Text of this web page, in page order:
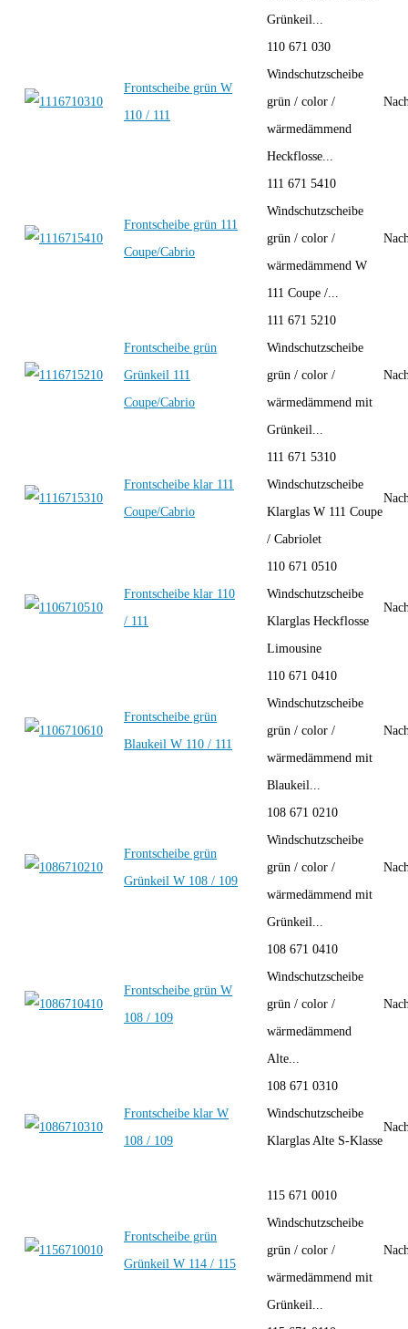
Grünkeil...
Frontscheibe grün W
110 / 111
110 671 030
Windschutzscheibe
grün / color /
wärmedämmend
Heckflosse...
Frontscheibe grün 111
Coupe/Cabrio
111 671 5410
Windschutzscheibe
grün / color /
wärmedämmend W
111 Coupe /...
Frontscheibe grün
Grünkeil 111
Coupe/Cabrio
111 671 5210
Windschutzscheibe
grün / color /
wärmedämmend mit
Grünkeil...
Frontscheibe klar 111
Coupe/Cabrio
111 671 5310
Windschutzscheibe
Klarglas W 111 Coupe
/ Cabriolet
Frontscheibe klar 110
/ 111
110 671 0510
Windschutzscheibe
Klarglas Heckflosse
Limousine
Frontscheibe grün
Blaukeil W 110 / 111
110 671 0410
Windschutzscheibe
grün / color /
wärmedämmend mit
Blaukeil...
Frontscheibe grün
Grünkeil W 108 / 109
108 671 0210
Windschutzscheibe
grün / color /
wärmedämmend mit
Grünkeil...
Frontscheibe grün W
108 / 109
108 671 0410
Windschutzscheibe
grün / color /
wärmedämmend
Alte...
Frontscheibe klar W
108 / 109
108 671 0310
Windschutzscheibe
Klarglas Alte S-Klasse
Frontscheibe grün
Grünkeil W 114 / 115
115 671 0010
Windschutzscheibe
grün / color /
wärmedämmend mit
Grünkeil...